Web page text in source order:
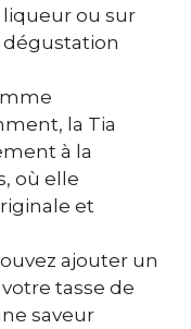
liqueur ou sur
la Tia
à la
où elle
et
ajouter un
tasse de
saveur